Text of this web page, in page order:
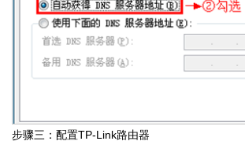
步骤三：配置TP-Link路由器